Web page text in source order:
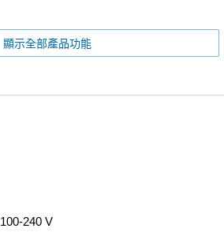
顯示全部產品功能
100-240 V